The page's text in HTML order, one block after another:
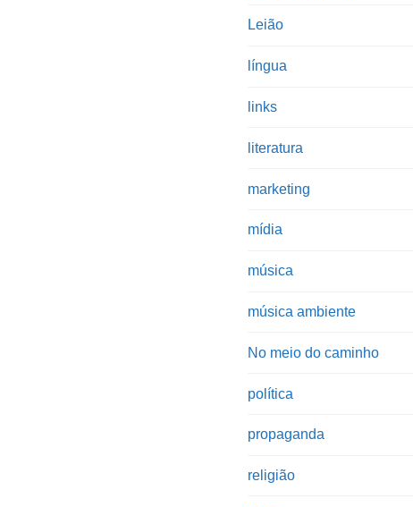
Leião
língua
links
literatura
marketing
mídia
música
música ambiente
No meio do caminho
política
propaganda
religião